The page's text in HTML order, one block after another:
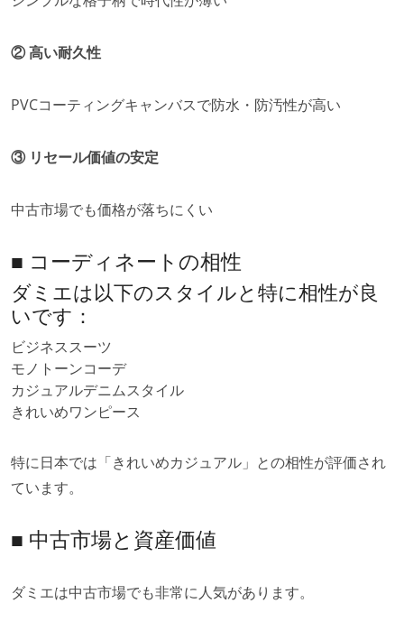
② 高い耐久性
PVCコーティングキャンバスで防水・防汚性が高い
③ リセール価値の安定
中古市場でも価格が落ちにくい
■ コーディネートの相性
ダミエは以下のスタイルと特に相性が良
いです：
ビジネススーツ
モノトーンコーデ
カジュアルデニムスタイル
きれいめワンピース
特に日本では「きれいめカジュアル」との相性が評価され
ています。
■ 中古市場と資産価値
ダミエは中古市場でも非常に人気があります。